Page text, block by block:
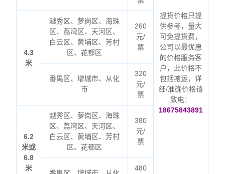
提货价格只提
供参考，量大
可免提货费，
公司以最优惠
的价格服务客
户，此价格不
包括搬运，详
细/准确价格请
致电：
18675843891
4.3
米
越秀区、萝岗区、海珠
区、荔湾区、天河区、
白云区、黄埔区、芳村
区、花都区
260
元/
票
番禺区、增城市、从化
市
320
元/
票
6.2
米或
6.8
米
越秀区、萝岗区、海珠
区、荔湾区、天河区、
白云区、黄埔区、芳村
区、花都区
380
元/
票
480